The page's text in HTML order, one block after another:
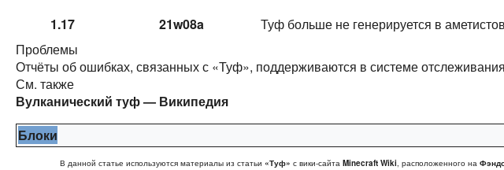
1.17
21w08a
Туф больше не генерируется в
Проблемы
Отчёты об ошибках, связанных с «Туф», поддерживаются в системе
См. также
Вулканический туф — Википедия
Блоки
В данной статье используются материалы из статьи «Туф» с вики-сайта Minecraft Wiki, расположенного на